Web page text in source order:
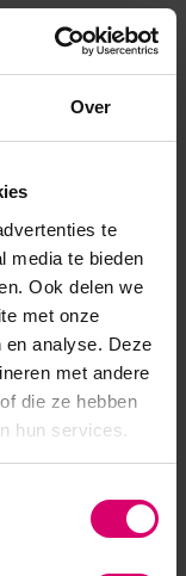
Over
te
media te bieden
Ook delen we
met onze
analyse. Deze
met andere
die ze hebben
hun services.
Geen
Zuigt het st...